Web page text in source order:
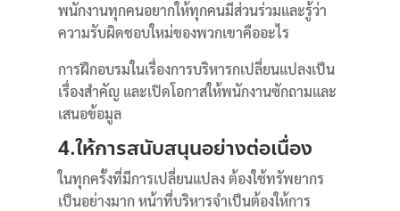
พนักงานทุกคนอยากให้ทุกคนมีส่วนร่วมและรู้ว่า
ความรับผิดชอบใหม่ของพวกเขาคืออะไร
การฝึกอบรมในเรื่องการบริหารกเปลี่ยนแปลงเป็น
เรื่องสำคัญ และเปิดโอกาสให้พนักงานซักถามและ
เสนอข้อมูล
4.ให้การสนับสนุนอย่างต่อเนื่อง
ในทุกครั้งที่มีการเปลี่ยนแปลง ต้องใช้ทรัพยากร
เป็นอย่างมาก หน้าที่บริหารจำเป็นต้องให้การ